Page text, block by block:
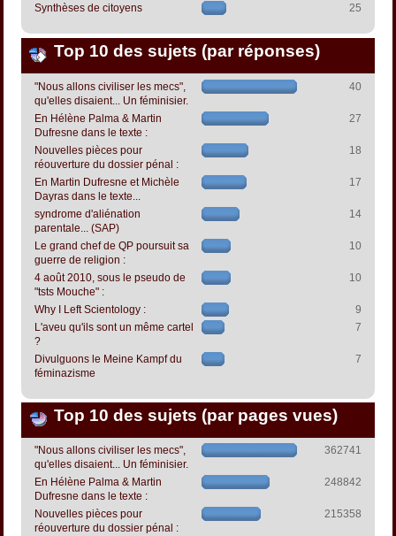
Synthèses de citoyens
25
Top 10 des sujets (par réponses)
"Nous allons civiliser les mecs",
qu'elles disaient... Un féminisier.
40
En Hélène Palma & Martin
Dufresne dans le texte :
27
Nouvelles pièces pour
réouverture du dossier pénal :
18
En Martin Dufresne et Michèle
Dayras dans le texte...
17
syndrome d'aliénation
parentale... (SAP)
14
Le grand chef de QP poursuit sa
guerre de religion :
10
4 août 2010, sous le pseudo de
"tsts Mouche" :
10
Why I Left Scientology :
9
L'aveu qu'ils sont un même cartel
?
7
Divulguons le Meine Kampf du
féminazisme
7
Top 10 des sujets (par pages vues)
"Nous allons civiliser les mecs",
qu'elles disaient... Un féminisier.
362741
En Hélène Palma & Martin
Dufresne dans le texte :
248842
Nouvelles pièces pour
réouverture du dossier pénal :
215358